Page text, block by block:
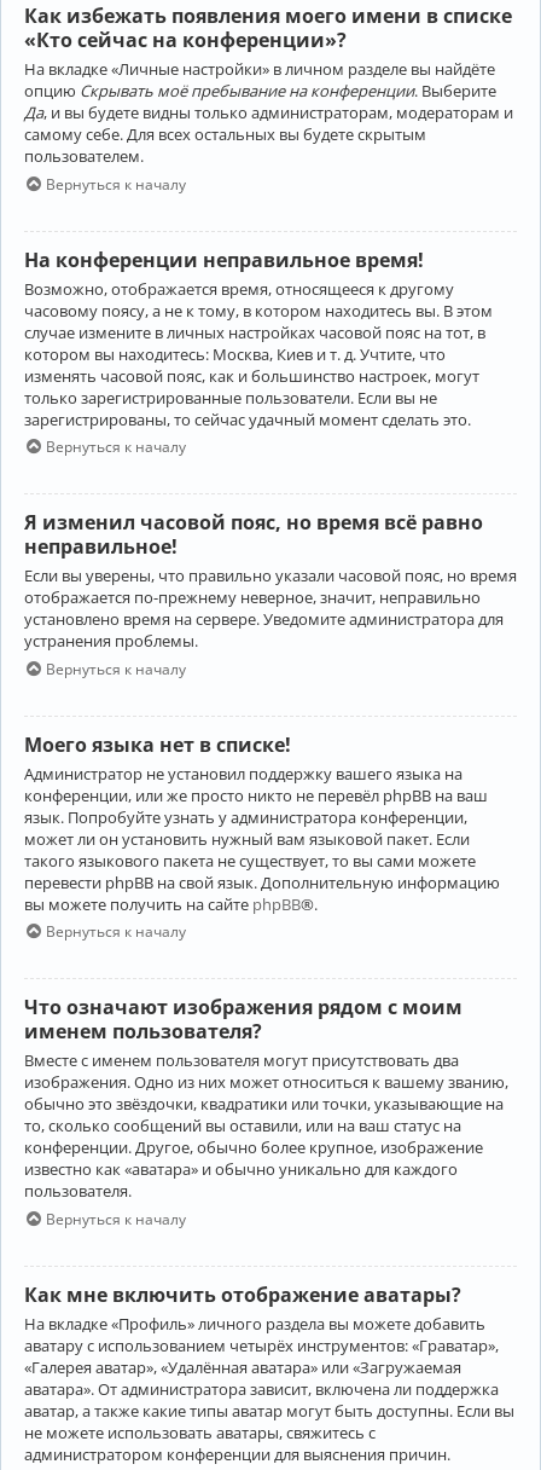
Как избежать появления моего имени в списке
«Кто сейчас на конференции»?
На вкладке «Личные настройки» в личном разделе вы найдёте
опцию Скрывать моё пребывание на конференции. Выберите
Да, и вы будете видны только администраторам, модераторам и
самому себе. Для всех остальных вы будете скрытым
пользователем.
Вернуться к началу
На конференции неправильное время!
Возможно, отображается время, относящееся к другому
часовому поясу, а не к тому, в котором находитесь вы. В этом
случае измените в личных настройках часовой пояс на тот, в
котором вы находитесь: Москва, Киев и т. д. Учтите, что
изменять часовой пояс, как и большинство настроек, могут
только зарегистрированные пользователи. Если вы не
зарегистрированы, то сейчас удачный момент сделать это.
Вернуться к началу
Я изменил часовой пояс, но время всё равно
неправильное!
Если вы уверены, что правильно указали часовой пояс, но время
отображается по-прежнему неверное, значит, неправильно
установлено время на сервере. Уведомите администратора для
устранения проблемы.
Вернуться к началу
Моего языка нет в списке!
Администратор не установил поддержку вашего языка на
конференции, или же просто никто не перевёл phpBB на ваш
язык. Попробуйте узнать у администратора конференции,
может ли он установить нужный вам языковой пакет. Если
такого языкового пакета не существует, то вы сами можете
перевести phpBB на свой язык. Дополнительную информацию
вы можете получить на сайте phpBB®.
Вернуться к началу
Что означают изображения рядом с моим
именем пользователя?
Вместе с именем пользователя могут присутствовать два
изображения. Одно из них может относиться к вашему званию,
обычно это звёздочки, квадратики или точки, указывающие на
то, сколько сообщений вы оставили, или на ваш статус на
конференции. Другое, обычно более крупное, изображение
известно как «аватара» и обычно уникально для каждого
пользователя.
Вернуться к началу
Как мне включить отображение аватары?
На вкладке «Профиль» личного раздела вы можете добавить
аватару с использованием четырёх инструментов: «Граватар»,
«Галерея аватар», «Удалённая аватара» или «Загружаемая
аватара». От администратора зависит, включена ли поддержка
аватар, а также какие типы аватар могут быть доступны. Если вы
не можете использовать аватары, свяжитесь с
администратором конференции для выяснения причин.